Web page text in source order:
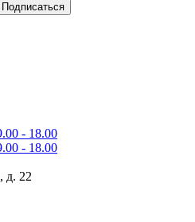
- 18.00
- 18.00
д. 22